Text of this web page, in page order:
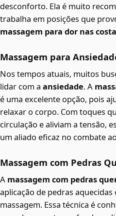
desconforto. Ela é muito
trabalha em posições que
massagem para dor nas
Massagem para
Nos tempos atuais, muitos
lidar com a ansiedade. A
é uma excelente opção, pois
relaxar o corpo. Com toques
circulação e aliviam a tensão,
um aliado eficaz no combate
Massagem com Pedras
A massagem com pedras
aplicação de pedras
massagem. Essa técnica é